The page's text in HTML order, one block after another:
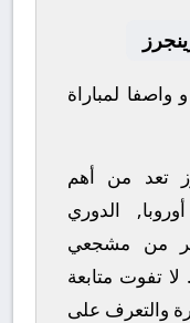
لمباراة
تعد من أهم
الدوري
من مشجعي
لا تفوت متابعة
والتعرف على